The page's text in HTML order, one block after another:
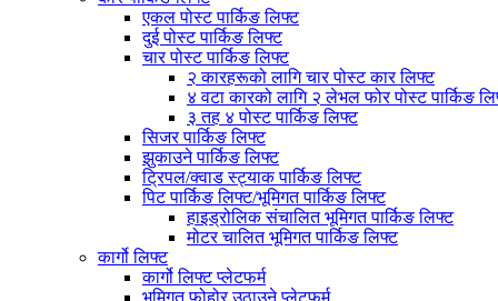
एकल पोस्ट पार्किङ लिफ्ट
दुई पोस्ट पार्किङ लिफ्ट
चार पोस्ट पार्किङ लिफ्ट
२ कारहरूको लागि चार पोस्ट कार लिफ्ट
४ वटा कारको लागि २ लेभल फोर पोस्ट पार्किङ
३ तह ४ पोस्ट पार्किङ लिफ्ट
सिजर पार्किङ लिफ्ट
झुकाउने पार्किङ लिफ्ट
ट्रिपल/क्वाड स्ट्याक पार्किङ लिफ्ट
पिट पार्किङ लिफ्ट/भूमिगत पार्किङ लिफ्ट
हाइड्रोलिक संचालित भूमिगत पार्किङ लिफ्ट
मोटर चालित भूमिगत पार्किङ लिफ्ट
कार्गो लिफ्ट
कार्गो लिफ्ट प्लेटफर्म
भूमिगत फोहोर उठाउने प्लेटफर्म